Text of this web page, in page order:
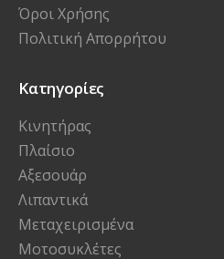
Όροι Χρήσης
Πολιτική Απορρήτου
Κατηγορίες
Κινητήρας
Πλαίσιο
Αξεσουάρ
Λιπαντικά
Μεταχειρισμένα
Μοτοσυκλέτες